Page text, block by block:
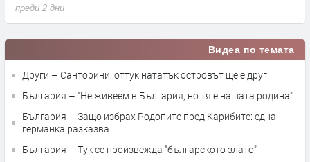
преди 2 дни
Видеа по темата
Други – Санторини: оттук нататък островът ще е друг
България – "Не живеем в България, но тя е нашата родина"
България – Защо избрах Родопите пред Карибите: една
германка разказва
България – Тук се произвежда "българското злато"